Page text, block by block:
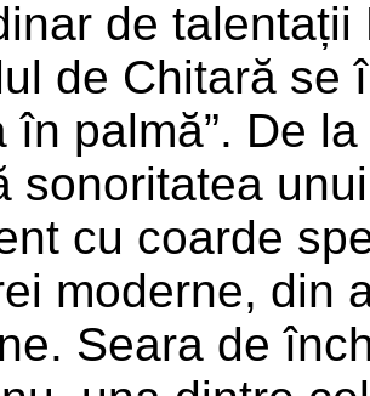
de
de Chitară se
în palmă”. De
sonoritatea
cu coarde
moderne, din
Seara de